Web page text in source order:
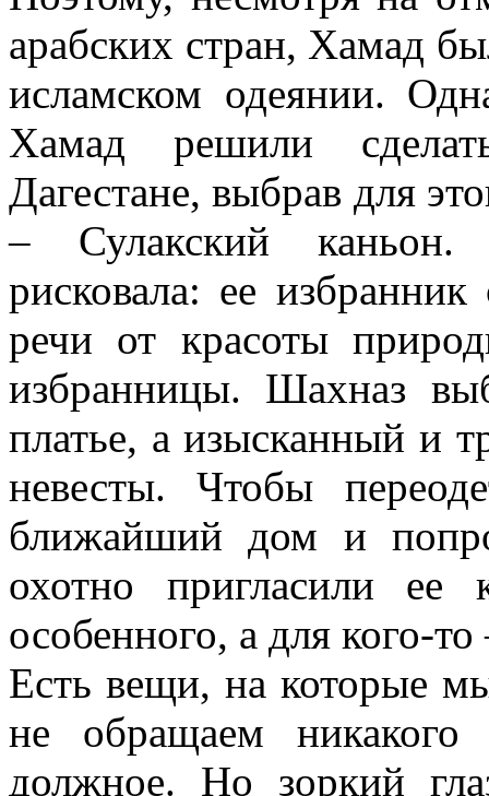
арабских стран, Хамад
исламском одеянии.
Хамад решили
Дагестане, выбрав для
– Сулакский каньон.
рисковала: ее
речи от красоты
избранницы. Шахназ
платье, а изысканный и
невесты. Чтобы
ближайший дом и
охотно пригласили ее
особенного, а для кого-
Есть вещи, на которые
не обращаем
должное. Но зоркий